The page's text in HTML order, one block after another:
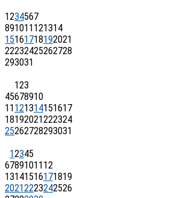
1234567
891011121314
15161718192021
22232425262728
293031
123
45678910
11121314151617
18192021222324
25262728293031
12345
6789101112
13141516171819
20212223242526